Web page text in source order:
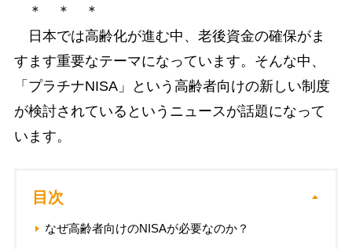
＊ ＊ ＊
日本では高齢化が進む中、老後資金の確保がま
すます重要なテーマになっています。そんな中、
「プラチナNISA」という高齢者向けの新しい制度
が検討されているというニュースが話題になって
います。
目次
なぜ高齢者向けのNISAが必要なのか？